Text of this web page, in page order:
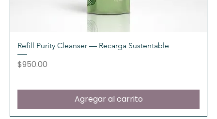
Refill Purity Cleanser — Recarga Sustentable
Precio
$950.00
Agregar al carrito